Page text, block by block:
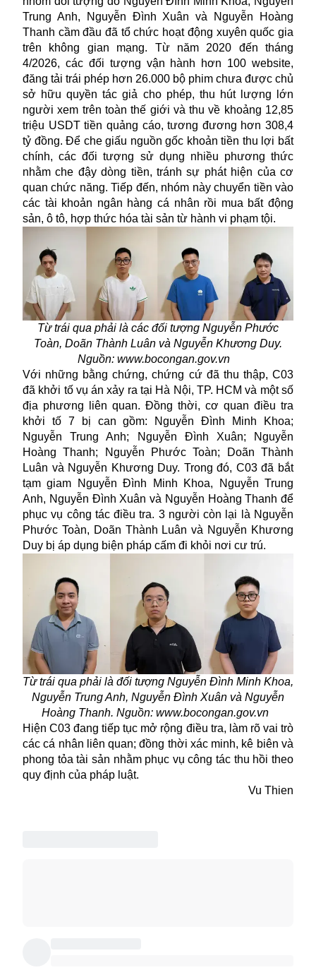
Trung Anh, Nguyễn Đình Xuân và Nguyễn Hoàng
Thanh cầm đầu đã tổ chức hoạt động xuyên quốc gia
trên không gian mạng. Từ năm 2020 đến tháng
4/2026, các đối tượng vận hành hơn 100 website,
đăng tải trái phép hơn 26.000 bộ phim chưa được chủ
sở hữu quyền tác giả cho phép, thu hút lượng lớn
người xem trên toàn thế giới và thu về khoảng 12,85
triệu USDT tiền quảng cáo, tương đương hơn 308,4
tỷ đồng. Để che giấu nguồn gốc khoản tiền thu lợi bất
chính, các đối tượng sử dụng nhiều phương thức
nhằm che đậy dòng tiền, tránh sự phát hiện của cơ
quan chức năng. Tiếp đến, nhóm này chuyển tiền vào
các tài khoản ngân hàng cá nhân rồi mua bất động
sản, ô tô, hợp thức hóa tài sản từ hành vi phạm tội.
Từ trái qua phải là các đối tượng Nguyễn Phước
Toàn, Doãn Thành Luân và Nguyễn Khương Duy.
Nguồn: www.bocongan.gov.vn
Với những bằng chứng, chứng cứ đã thu thập, C03
đã khởi tố vụ án xảy ra tại Hà Nội, TP. HCM và một số
địa phương liên quan. Đồng thời, cơ quan điều tra
khởi tố 7 bị can gồm: Nguyễn Đình Minh Khoa;
Nguyễn Trung Anh; Nguyễn Đình Xuân; Nguyễn
Hoàng Thanh; Nguyễn Phước Toàn; Doãn Thành
Luân và Nguyễn Khương Duy. Trong đó, C03 đã bắt
tạm giam Nguyễn Đình Minh Khoa, Nguyễn Trung
Anh, Nguyễn Đình Xuân và Nguyễn Hoàng Thanh để
phục vụ công tác điều tra. 3 người còn lại là Nguyễn
Phước Toàn, Doãn Thành Luân và Nguyễn Khương
Duy bị áp dụng biện pháp cấm đi khỏi nơi cư trú.
Từ trái qua phải là đối tượng Nguyễn Đình Minh Khoa,
Nguyễn Trung Anh, Nguyễn Đình Xuân và Nguyễn
Hoàng Thanh. Nguồn: www.bocongan.gov.vn
Hiện C03 đang tiếp tục mở rộng điều tra, làm rõ vai trò
các cá nhân liên quan; đồng thời xác minh, kê biên và
phong tỏa tài sản nhằm phục vụ công tác thu hồi theo
quy định của pháp luật.
Vu Thien